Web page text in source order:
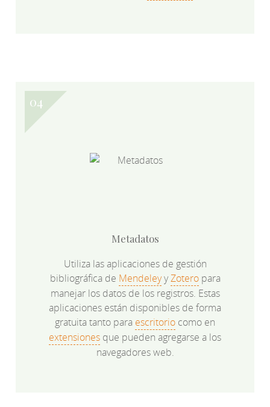
Metadatos
Utiliza las aplicaciones de gestión
bibliográfica de MendeleyyZoteropara
manejar los datos de los registros. Estas
aplicaciones están disponibles de forma
gratuita tanto para escritorio como en
extensiones que pueden agregarse a los
navegadores web.